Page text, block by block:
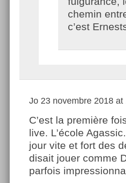
chemin
c’est
Jo 23 novembre 2018 at
C’est la première
live. L’école
jour vite et fort des
disait jouer comme
parfois